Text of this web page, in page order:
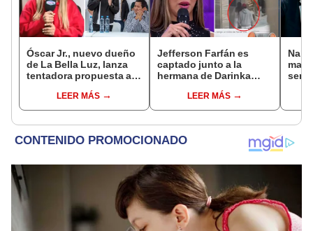
Óscar Jr., nuevo dueño
de La Bella Luz, lanza
tentadora propuesta a
denuncia por
tocamientos: “Va a
LEER MÁS
Jefferson Farfán es
captado junto a la
hermana de Darinka
Kanashiro trabajaba: “Él
tiene sus…”
LEER MÁS